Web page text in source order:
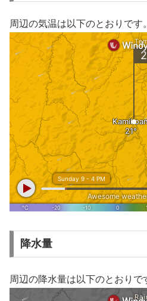
周辺の気温は以下のとおりです。
降水量
周辺の降水量は以下のとおりで